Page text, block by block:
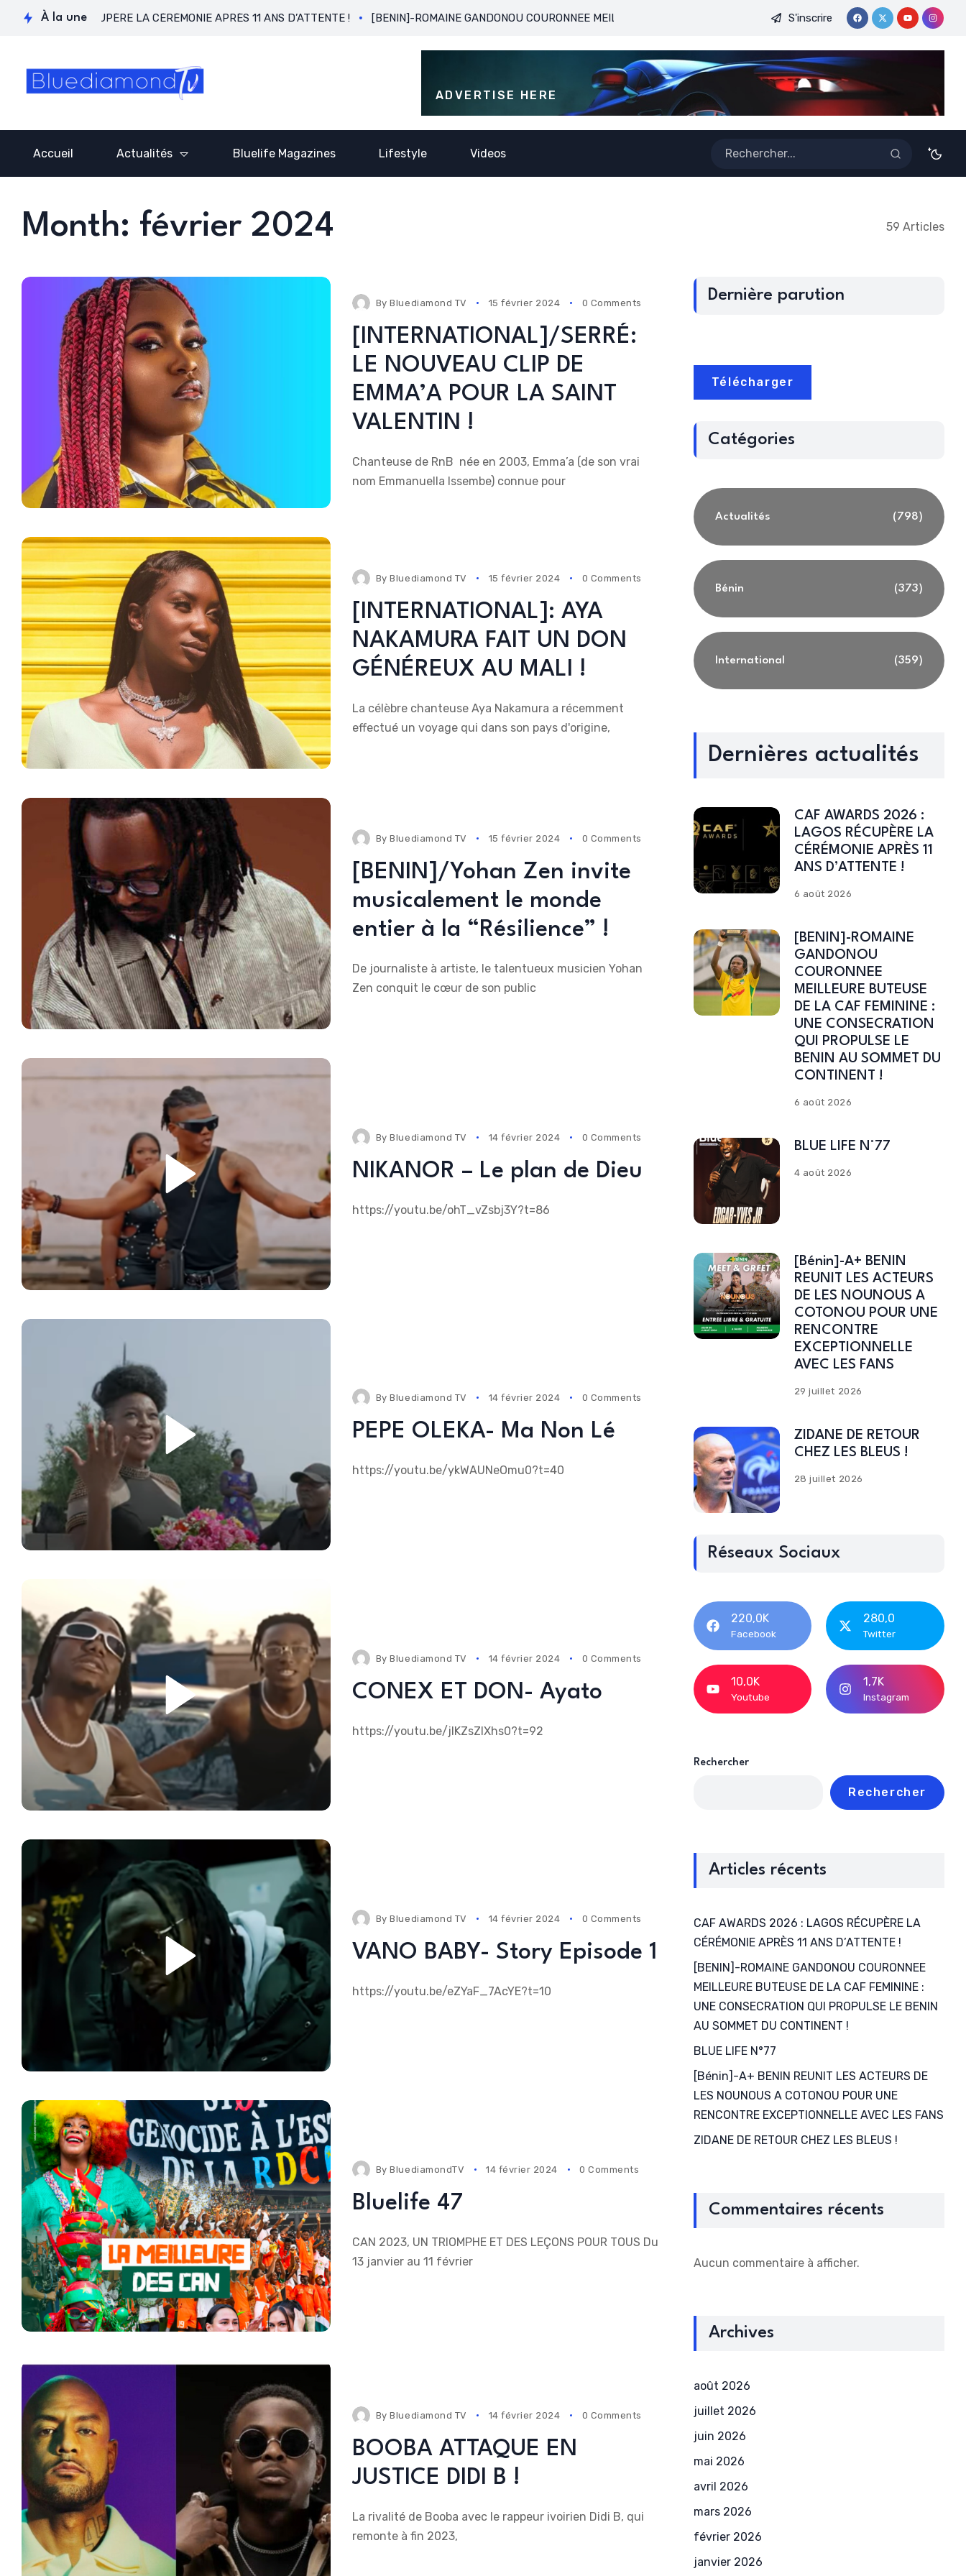
À la une
RÉCUPÈRE LA CÉRÉMONIE APRÈS 11 ANS D’ATTENTE ! [BENIN]-ROMAINE GANDONOU COURONNEE MEILLEURE BUTEUSE DE LA CAF FEMININE : UNE CONSECRATION QUI PROPULSE
S'inscrire
ADVERTISE HERE
Accueil Actualités Bluelife Magazines Lifestyle Videos
Month: février 2024 59 Articles
ByBluediamond TV 15 février 2024 0 Comments
[INTERNATIONAL]/SERRÉ:
LE NOUVEAU CLIP DE
EMMA’A POUR LA SAINT
VALENTIN !
Chanteuse de RnB née en 2003, Emma’a (de son vrai
nom Emmanuella Issembe) connue pour
ByBluediamond TV 15 février 2024 0 Comments
[INTERNATIONAL]: AYA
NAKAMURA FAIT UN DON
GÉNÉREUX AU MALI !
La célèbre chanteuse Aya Nakamura a récemment
effectué un voyage qui dans son pays d'origine,
ByBluediamond TV 15 février 2024 0 Comments
[BENIN]/Yohan Zen invite
musicalement le monde
entier à la “Résilience” !
De journaliste à artiste, le talentueux musicien Yohan
Zen conquit le cœur de son public
ByBluediamond TV 14 février 2024 0 Comments
NIKANOR – Le plan de Dieu
https://youtu.be/ohT_vZsbj3Y?t=86
ByBluediamond TV 14 février 2024 0 Comments
PEPE OLEKA- Ma Non Lé
https://youtu.be/ykWAUNeOmu0?t=40
ByBluediamond TV 14 février 2024 0 Comments
CONEX ET DON- Ayato
https://youtu.be/jIKZsZIXhs0?t=92
ByBluediamond TV 14 février 2024 0 Comments
VANO BABY- Story Episode 1
https://youtu.be/eZYaF_7AcYE?t=10
ByBluediamondTV 14 février 2024 0 Comments
Bluelife 47
CAN 2023, UN TRIOMPHE ET DES LEÇONS POUR TOUS Du
13 janvier au 11 février
ByBluediamond TV 14 février 2024 0 Comments
BOOBA ATTAQUE EN
JUSTICE DIDI B !
La rivalité de Booba avec le rappeur ivoirien Didi B, qui
remonte à fin 2023,
Dernière parution
Télécharger
Catégories
Actualités (798)
Bénin (373)
International (359)
Dernières actualités
CAF AWARDS 2026 :
LAGOS RÉCUPÈRE LA
CÉRÉMONIE APRÈS 11
ANS D’ATTENTE !
6 août 2026
[BENIN]-ROMAINE
GANDONOU
COURONNEE
MEILLEURE BUTEUSE
DE LA CAF FEMININE :
UNE CONSECRATION
QUI PROPULSE LE
BENIN AU SOMMET DU
CONTINENT !
6 août 2026
BLUE LIFE N°77
4 août 2026
[Bénin]-A+ BENIN
REUNIT LES ACTEURS
DE LES NOUNOUS A
COTONOU POUR UNE
RENCONTRE
EXCEPTIONNELLE
AVEC LES FANS
29 juillet 2026
ZIDANE DE RETOUR
CHEZ LES BLEUS !
28 juillet 2026
Réseaux Sociaux
220,0K
Facebook
280,0
Twitter
10,0K
Youtube
1,7K
Instagram
Rechercher
Rechercher
Articles récents
CAF AWARDS 2026 : LAGOS RÉCUPÈRE LA
CÉRÉMONIE APRÈS 11 ANS D’ATTENTE !
[BENIN]-ROMAINE GANDONOU COURONNEE
MEILLEURE BUTEUSE DE LA CAF FEMININE :
UNE CONSECRATION QUI PROPULSE LE BENIN
AU SOMMET DU CONTINENT !
BLUE LIFE N°77
[Bénin]-A+ BENIN REUNIT LES ACTEURS DE
LES NOUNOUS A COTONOU POUR UNE
RENCONTRE EXCEPTIONNELLE AVEC LES FANS
ZIDANE DE RETOUR CHEZ LES BLEUS !
Commentaires récents
Aucun commentaire à afficher.
Archives
août 2026
juillet 2026
juin 2026
mai 2026
avril 2026
mars 2026
février 2026
janvier 2026